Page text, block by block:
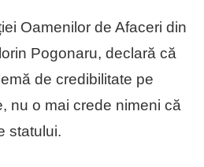
Oamenilor de Afaceri din
Pogonaru, declară că
de credibilitate pe
nu o mai crede nimeni că
statului.